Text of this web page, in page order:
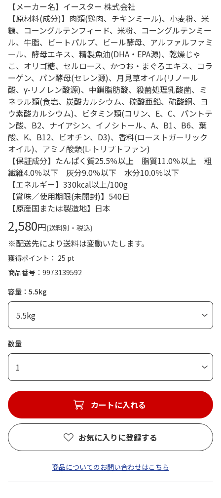
【メーカー名】イースター 株式会社
【原材料(成分)】肉類(鶏肉、チキンミール)、小麦粉、米
糠、コーングルテンフィード、米粉、コーングルテンミー
ル、牛脂、ビートパルプ、ビール酵母、アルファルファミ
ール、酵母エキス、精製魚油(DHA・EPA源)、乾燥じゃ
こ、オリゴ糖、セルロース、かつお・まぐろエキス、コラ
ーゲン、パン酵母(セレン源)、月見草オイル(リノール
酸、γ-リノレン酸源)、中鎖脂肪酸、殺菌処理乳酸菌、ミ
ネラル類(食塩、炭酸カルシウム、硫酸亜鉛、硫酸銅、ヨ
ウ素酸カルシウム)、ビタミン類(コリン、E、C、パントテ
ン酸、B2、ナイアシン、イノシトール、A、B1、B6、葉
酸、K、B12、ビオチン、D3)、香料(ローストガーリック
オイル)、アミノ酸類(L-トリプトファン)
【保証成分】たんぱく質25.5％以上 脂質11.0％以上 粗
繊維4.0％以下 灰分9.0％以下 水分10.0％以下
【エネルギー】330kcal以上/100g
【賞味／使用期限(未開封)】540日
【原産国または製造地】日本
2,580円(送料別・税込)
※配送先により送料は変動いたします。
獲得ポイント： 25 pt
商品番号
9973139592
容量：5.5kg
数量
1
カートに入れる
お気に入りに登録する
商品についてのお問い合わせはこちら